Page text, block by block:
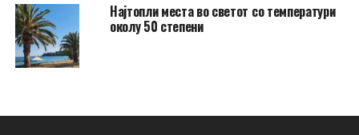
Најтопли места во светот со температури
околу 50 степени